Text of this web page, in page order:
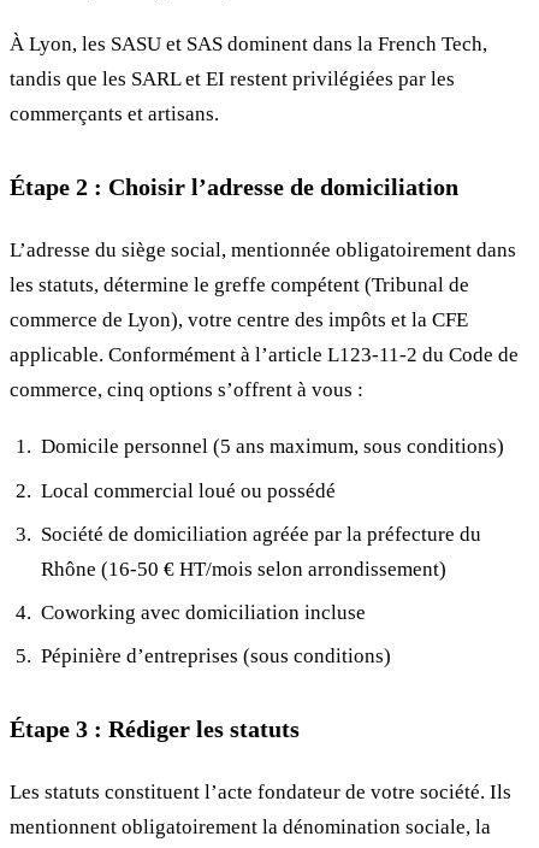
À Lyon, les SASU et SAS dominent dans la French Tech,
tandis que les SARL et EI restent privilégiées par les
commerçants et artisans.
Étape 2 : Choisir l’adresse de domiciliation
L’adresse du siège social, mentionnée obligatoirement dans
les statuts, détermine le greffe compétent (Tribunal de
commerce de Lyon), votre centre des impôts et la CFE
applicable. Conformément à l’article L123-11-2 du Code de
commerce, cinq options s’offrent à vous :
Domicile personnel (5 ans maximum, sous conditions)
Local commercial loué ou possédé
Société de domiciliation agréée par la préfecture du
Rhône (16-50 € HT/mois selon arrondissement)
Coworking avec domiciliation incluse
Pépinière d’entreprises (sous conditions)
Étape 3 : Rédiger les statuts
Les statuts constituent l’acte fondateur de votre société. Ils
mentionnent obligatoirement la dénomination sociale, la